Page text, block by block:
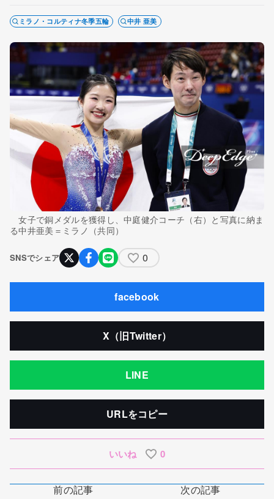
ミラノ・コルティナ冬季五輪 中井 亜美
女子で銅メダルを獲得し、中庭健介コーチ（右）と写真に納ま
る中井亜美＝ミラノ（共同）
SNSでシェア 0
facebook
X（旧Twitter）
LINE
URLをコピー
いいね 0
前の記事 次の記事